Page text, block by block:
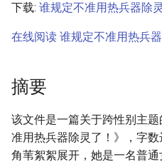
索
下载: 谁规定不准用热兵器除
在线阅读 谁规定不准用热兵
摘要
该文件是一篇关于跨性别主
准用热兵器除灵了！》，字
角苇絮絮展开，她是一名普